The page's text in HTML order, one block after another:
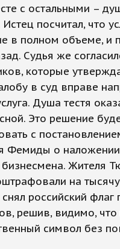
с остальными –
Истец посчитал, что
в полном объеме, и
Судья же
которые
в суд вправе
Душа тестя
Это решение
с
Фемиды о
бизнесмена. Жителя
на
российский флаг
решив, видимо,
символ без